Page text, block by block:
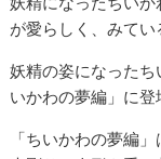
が愛らしく、みてい
妖精の姿になった
いかわの夢編」に登
「ちいかわの夢編